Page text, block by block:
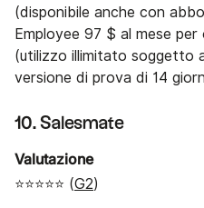
(disponibile anche con
Employee 97 $ al mese
(utilizzo illimitato soggetto
versione di prova di 14
10. Salesmate
Valutazione
⭐⭐⭐⭐⭐ (G2)